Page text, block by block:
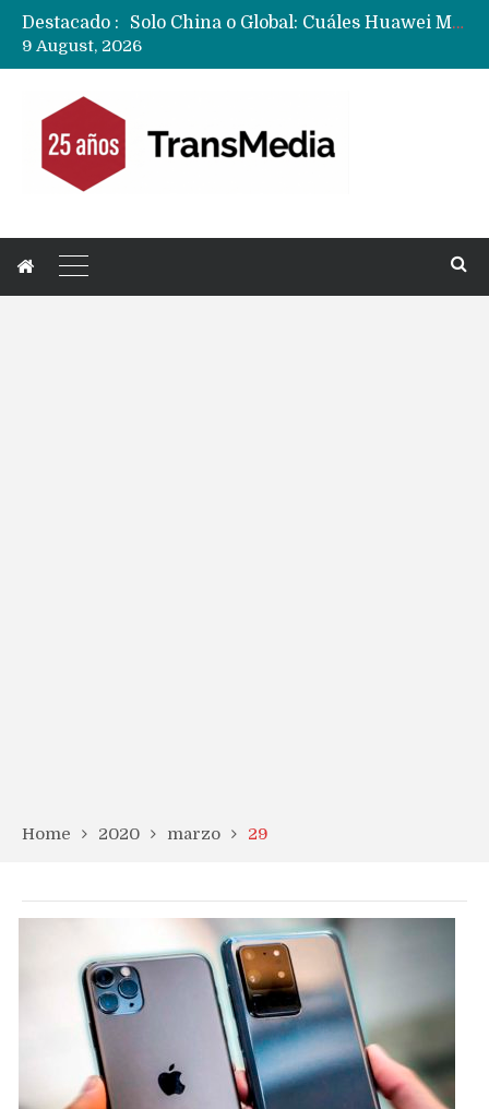
Destacado :
Data Centers de Huawei en Chile, México, Brasil,Perú y Argentina podrían verse afectados por arremetida de EE.UU
9 August, 2026
Home 2020 marzo 29